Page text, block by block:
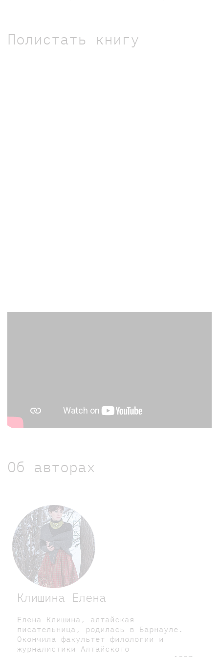
Полистать книгу
Об авторах
Клишина Елена
Елена Клишина, алтайская
писательница, родилась в Барнауле.
Окончила факультет филологии и
журналистики Алтайского